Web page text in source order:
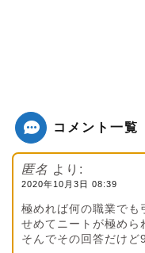
コメント一覧
匿名 より:
2020年10月3日 08:39
極めれば何の職業でも
せめてニートが極めら
そんでその回答だけど